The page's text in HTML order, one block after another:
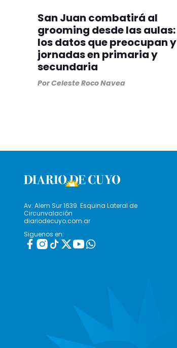
San Juan combatirá al
grooming desde las aulas:
los datos que preocupan y
jornadas en primaria y
secundaria
PorCeleste Roco Navea
Av. Alem Sur 1639. Esquina Lateral de
Circunvalación
diariodecuyo.com.ar
Siguenos en: